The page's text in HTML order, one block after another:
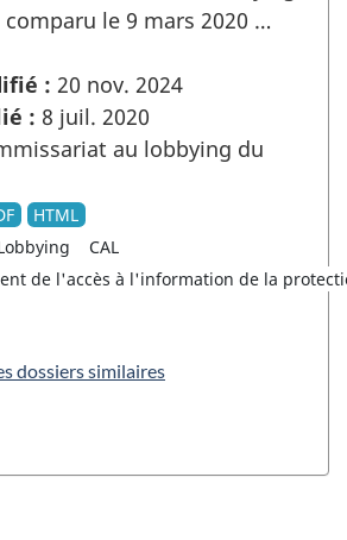
comparu le 9 mars 2020 …
: 20 nov. 2024
: 8 juil. 2020
au lobbying du
HTML
CAL
de l'accès à l'information de la
dossiers similaires